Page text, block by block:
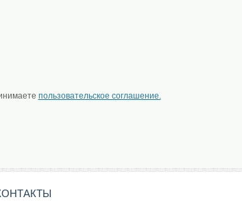
пользовательское соглашение.